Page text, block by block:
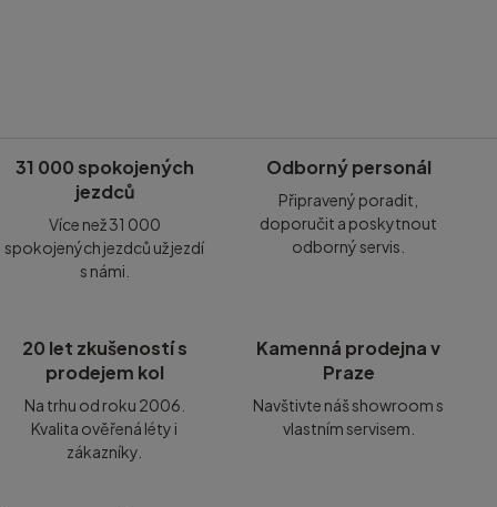
31 000 spokojených
jezdců
Více než 31 000
spokojených jezdců už jezdí
s námi.
Odborný personál
Připravený poradit,
doporučit a poskytnout
odborný servis.
20 let zkušeností s
prodejem kol
Na trhu od roku 2006.
Kvalita ověřená léty i
zákazníky.
Kamenná prodejna v
Praze
Navštivte náš showroom s
vlastním servisem.